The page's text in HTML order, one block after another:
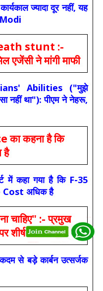
ज्यादा दूर नहीं, यह
stunt :-
एजेंसी ने मांगी माफी
Abilities ("मुझे
नहीं था"): पीएम ने नेहरू,
कहना है कि
है
में कहा गया है कि F-35
अधिक है
चाहिए" :- प्रमुख
शीर्ष अदालत
से बड़े कार्बन उत्सर्जक